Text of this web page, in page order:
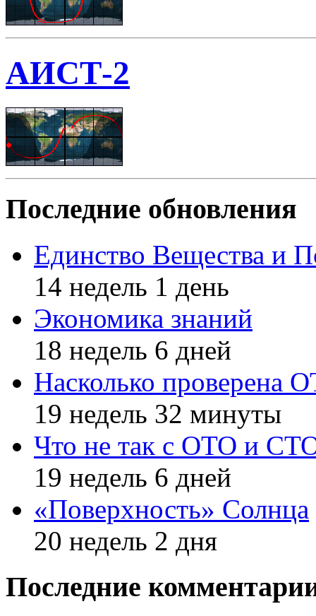
АИСТ-2
Последние обновления
Единство Вещества и
14 недель 1 день
Экономика знаний
18 недель 6 дней
Насколько проверена
19 недель 32 минуты
Что не так с ОТО и
19 недель 6 дней
«Поверхность» Солнца
20 недель 2 дня
Последние